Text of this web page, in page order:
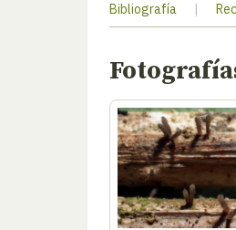
Bibliografía |